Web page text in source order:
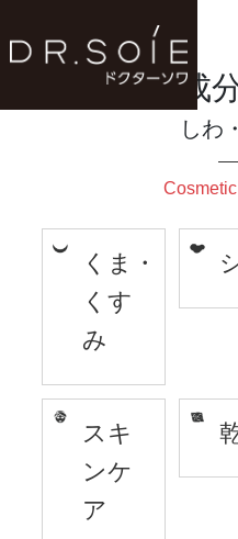
美容成
しわ
くま・
くす
み
スキ
ンケ
ア